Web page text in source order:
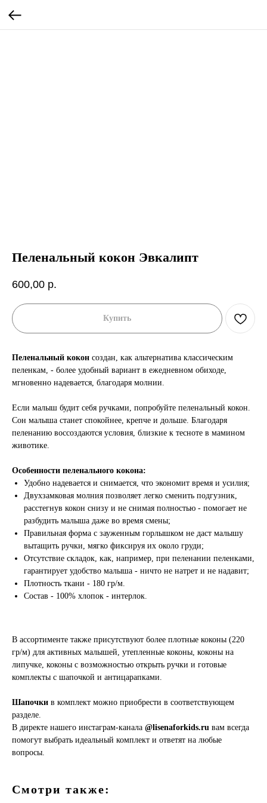
Пеленальный кокон Эвкалипт
600,00 р.
Купить
Пеленальный кокон создан, как альтернатива классическим
пеленкам, - более удобный вариант в ежедневном обиходе,
мгновенно надевается, благодаря молнии.
Если малыш будит себя ручками, попробуйте пеленальный кокон.
Сон малыша станет спокойнее, крепче и дольше. Благодаря
пеленанию воссоздаются условия, близкие к тесноте в мамином
животике.
Особенности пеленального кокона:
Удобно надевается и снимается, что экономит время и усилия;
Двухзамковая молния позволяет легко сменить подгузник,
расстегнув кокон снизу и не снимая полностью - помогает не
разбудить малыша даже во время смены;
Правильная форма с зауженным горлышком не даст малышу
вытащить ручки, мягко фиксируя их около груди;
Отсутствие складок, как, например, при пеленании пеленками,
гарантирует удобство малыша - ничто не натрет и не надавит;
Плотность ткани - 180 гр/м.
Cостав - 100% хлопок - интерлок.
В ассортименте также присутствуют более плотные коконы (220
гр/м) для активных малышей, утепленные коконы, коконы на
липучке, коконы с возможностью открыть ручки и готовые
комплекты с шапочкой и антицарапками.
Шапочки в комплект можно приобрести в соответствующем
разделе.
В директе нашего инстаграм-канала @lisenaforkids.ru вам всегда
помогут выбрать идеальный комплект и ответят на любые
вопросы.
Смотри также: